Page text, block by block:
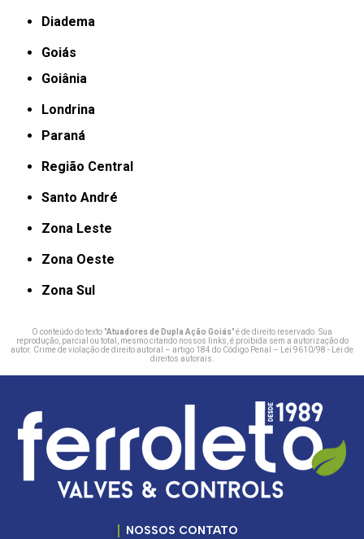
Diadema
Goiás
Goiânia
Londrina
Paraná
Região Central
Santo André
Zona Leste
Zona Oeste
Zona Sul
O conteúdo do texto "Atuadores de Dupla Ação Goiás" é de direito reservado. Sua
reprodução, parcial ou total, mesmo citando nossos links, é proibida sem a autorização do
autor. Crime de violação de direito autoral – artigo 184 do Código Penal – Lei 9610/98 - Lei de
direitos autorais.
NOSSOS CONTATO